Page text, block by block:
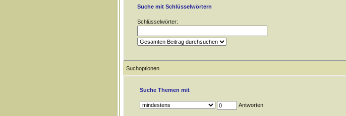
Suche mit Schlüsselwörtern
Schlüsselwörter:
Suchoptionen
Suche Themen mit
Antworten